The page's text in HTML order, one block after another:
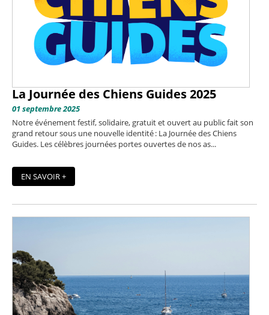
La Journée des Chiens Guides 2025
01 septembre 2025
Notre événement festif, solidaire, gratuit et ouvert au public fait son
grand retour sous une nouvelle identité : La Journée des Chiens
Guides. Les célèbres journées portes ouvertes de nos as...
EN SAVOIR +